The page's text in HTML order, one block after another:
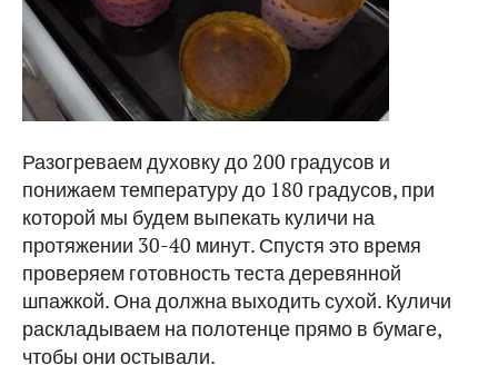
Разогреваем духовку до 200 градусов и
понижаем температуру до 180 градусов, при
которой мы будем выпекать куличи на
протяжении 30-40 минут. Спустя это время
проверяем готовность теста деревянной
шпажкой. Она должна выходить сухой. Куличи
раскладываем на полотенце прямо в бумаге,
чтобы они остывали.